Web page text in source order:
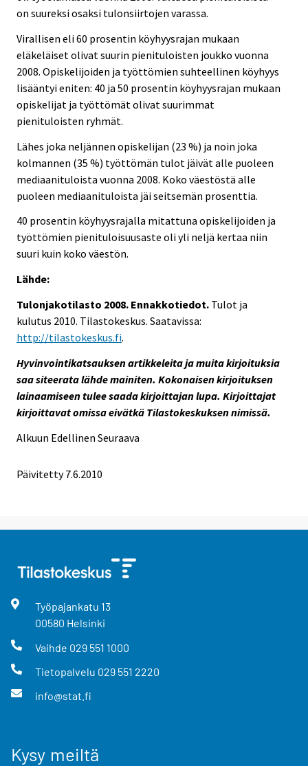
on suureksi osaksi tulonsiirtojen varassa.
Virallisen eli 60 prosentin köyhyysrajan mukaan
eläkeläiset olivat suurin pienituloisten joukko vuonna
2008. Opiskelijoiden ja työttömien suhteellinen köyhyys
lisääntyi eniten: 40 ja 50 prosentin köyhyysrajan mukaan
opiskelijat ja työttömät olivat suurimmat
pienituloisten ryhmät.
Lähes joka neljännen opiskelijan (23 %) ja noin joka
kolmannen (35 %) työttömän tulot jäivät alle puoleen
mediaanituloista vuonna 2008. Koko väestöstä alle
puoleen mediaanituloista jäi seitsemän prosenttia.
40 prosentin köyhyysrajalla mitattuna opiskelijoiden ja
työttömien pienituloisuusaste oli yli neljä kertaa niin
suuri kuin koko väestön.
Lähde:
Tulonjakotilasto 2008. Ennakkotiedot. Tulot ja
kulutus 2010. Tilastokeskus. Saatavissa:
http://tilastokeskus.fi.
Hyvinvointikatsauksen artikkeleita ja muita kirjoituksia
saa siteerata lähde mainiten. Kokonaisen kirjoituksen
lainaamiseen tulee saada kirjoittajan lupa. Kirjoittajat
kirjoittavat omissa eivätkä Tilastokeskuksen nimissä.
Alkuun Edellinen Seuraava
Päivitetty7.6.2010
Työpajankatu 13
00580 Helsinki
Vaihde 029 551 1000
Tietopalvelu 029 551 2220
info@stat.fi
Kysy meiltä